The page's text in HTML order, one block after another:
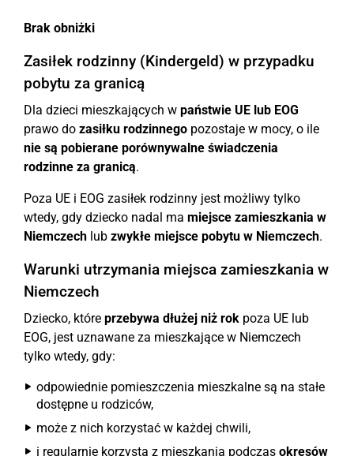
Brak obniżki
Zasiłek rodzinny (Kindergeld) w przypadku
pobytu za granicą
Dla dzieci mieszkających w państwie UE lub EOG
prawo do zasiłku rodzinnego pozostaje w mocy, o ile
nie są pobierane porównywalne świadczenia
rodzinne za granicą.
Poza UE i EOG zasiłek rodzinny jest możliwy tylko
wtedy, gdy dziecko nadal ma miejsce zamieszkania w
Niemczech lub zwykłe miejsce pobytu w Niemczech.
Warunki utrzymania miejsca zamieszkania w
Niemczech
Dziecko, które przebywa dłużej niż rok poza UE lub
EOG, jest uznawane za mieszkające w Niemczech
tylko wtedy, gdy:
odpowiednie pomieszczenia mieszkalne są na stałe
dostępne u rodziców,
może z nich korzystać w każdej chwili,
i regularnie korzysta z mieszkania podczas okresów